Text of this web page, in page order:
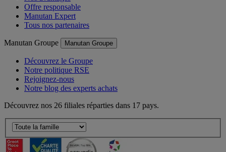
Offre responsable
Manutan Expert
Tous nos partenaires
Manutan Groupe Manutan Groupe
Découvrez le Groupe
Notre politique RSE
Rejoignez-nous
Notre blog des experts achats
Découvrez nos 26 filiales réparties dans 17 pays.